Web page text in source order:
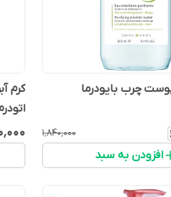
چرب بایودرما
۱٬۸۴۰٬۰۰۰
افزودن به سبد
کرم
اتودرم حجم